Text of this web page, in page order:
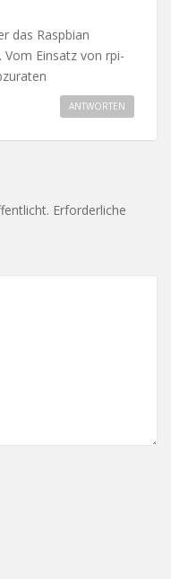
das Raspbian
Einsatz von rpi-
ANTWORTEN
Erforderliche